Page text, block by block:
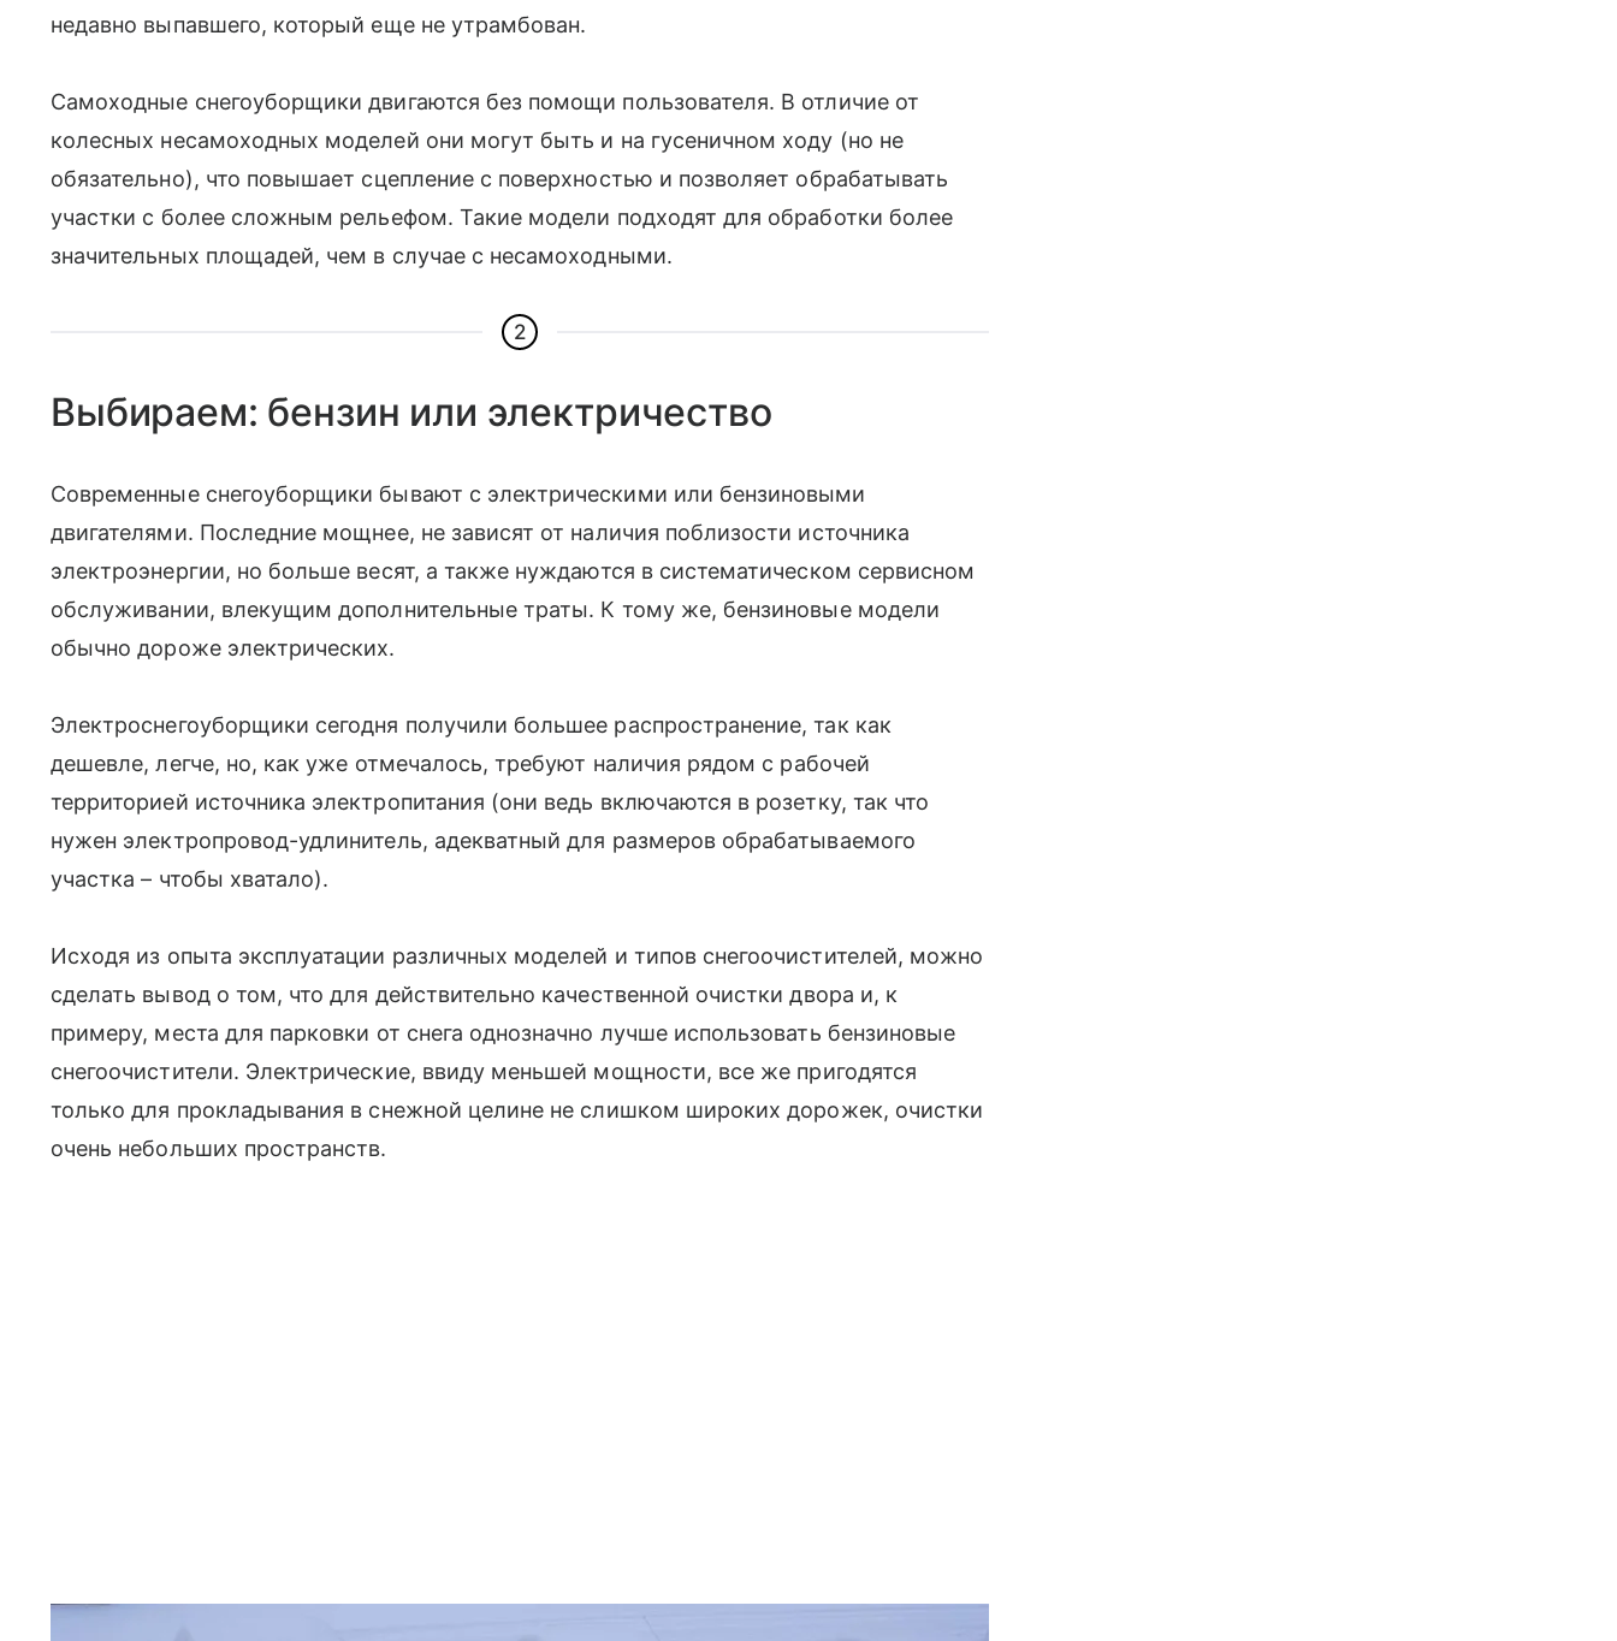
недавно выпавшего, который еще не утрамбован.
Самоходные снегоуборщики двигаются без помощи пользователя. В отличие от
колесных несамоходных моделей они могут быть и на гусеничном ходу (но не
обязательно), что повышает сцепление с поверхностью и позволяет обрабатывать
участки с более сложным рельефом. Такие модели подходят для обработки более
значительных площадей, чем в случае с несамоходными.
2
Выбираем: бензин или электричество
Современные снегоуборщики бывают с электрическими или бензиновыми
двигателями. Последние мощнее, не зависят от наличия поблизости источника
электроэнергии, но больше весят, а также нуждаются в систематическом сервисном
обслуживании, влекущим дополнительные траты. К тому же, бензиновые модели
обычно дороже электрических.
Электроснегоуборщики сегодня получили большее распространение, так как
дешевле, легче, но, как уже отмечалось, требуют наличия рядом с рабочей
территорией источника электропитания (они ведь включаются в розетку, так что
нужен электропровод-удлинитель, адекватный для размеров обрабатываемого
участка – чтобы хватало).
Исходя из опыта эксплуатации различных моделей и типов снегоочистителей, можно
сделать вывод о том, что для действительно качественной очистки двора и, к
примеру, места для парковки от снега однозначно лучше использовать бензиновые
снегоочистители. Электрические, ввиду меньшей мощности, все же пригодятся
только для прокладывания в снежной целине не слишком широких дорожек, очистки
очень небольших пространств.